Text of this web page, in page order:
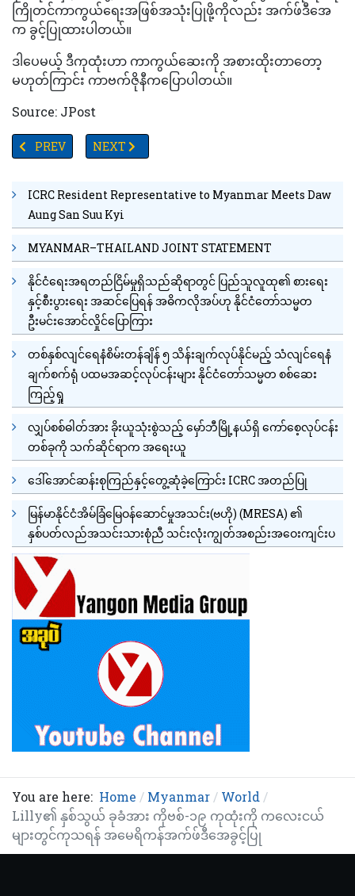
ကြိုတင်ကာကွယ်ရေးအဖြစ်အသုံးပြုဖို့ကိုလည်း အက်ဖ်ဒီအေ
က ခွင့်ပြုထားပါတယ်။
ဒါပေမယ့် ဒီကုထုံးဟာ ကာကွယ်ဆေးကို အစားထိုးတာတော့
မဟုတ်ကြာင်း ကာဗက်ဇိုနီကပြောပါတယ်။
Source: JPost
PREVIOUS ARTICLE: အိုမီခရွန်က အမေရိကန်နိုင်ငံပြည်နယ်တွေရဲ့
PREV NEXT ARTICLE: အိုမီခရွန်သည် သာမာန်အအေးမိဖျာ
NEXT
ICRC Resident Representative to Myanmar Meets Daw
Aung San Suu Kyi
MYANMAR–THAILAND JOINT STATEMENT
နိုင်ငံရေးအရတည်ငြိမ်မှုရှိသည်ဆိုရာတွင် ပြည်သူလူထု၏ စားရေး
နှင့်စီးပွားရေး အဆင်ပြေရန် အဓိကလိုအပ်ဟု နိုင်ငံတော်သမ္မတ
ဦးမင်းအောင်လှိုင်ပြောကြား
တစ်နှစ်လျင်ရေနံစိမ်းတန်ချိန် ၅ သိန်းချက်လုပ်နိုင်မည့် သံလျင်ရေနံ
ချက်စက်ရုံ ပထမအဆင့်လုပ်ငန်းများ နိုင်ငံတော်သမ္မတ စစ်ဆေး
ကြည့်ရှု
လျှပ်စစ်ဓါတ်အား ခိုးယူသုံးစွဲသည့် မှော်ဘီမြို့နယ်ရှိ ကော်စေ့လုပ်ငန်း
တစ်ခုကို သက်ဆိုင်ရာက အရေးယူ
ဒေါ်အောင်ဆန်းစုကြည်နှင့်တွေ့ဆုံခဲ့ကြောင်း ICRC အတည်ပြု
မြန်မာနိုင်ငံအိမ်ခြံမြေဝန်ဆောင်မှုအသင်း(ဗဟို) (MRESA) ၏
နှစ်ပတ်လည်အသင်းသားစုံညီ သင်းလုံးကျွတ်အစည်းအဝေးကျင်းပ
You are here: Home Myanmar
World
Lilly၏ နှစ်သွယ် ခုခံအား ကိုဗစ်-၁၉ ကုထုံးကို ကလေးငယ်
များတွင်ကုသရန် အမေရိကန်အက်ဖ်ဒီအေခွင့်ပြု